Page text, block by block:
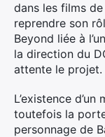
dans les films
reprendre son
Beyond liée à
la direction du
attente le projet.
L’existence
toutefois la
personnage de